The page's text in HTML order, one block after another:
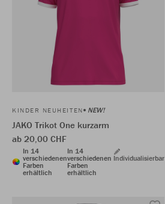
KINDER NEUHEITEN NEW!
JAKO Trikot One kurzarm
ab 20,00 CHF
In 14
verschiedenen
Farben
erhältlich
In 14
verschiedenen
Farben
erhältlich
Individualisierbar